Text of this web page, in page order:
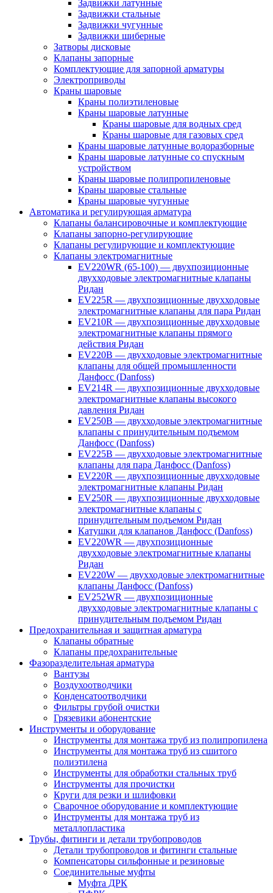
Задвижки латунные
Задвижки стальные
Задвижки чугунные
Задвижки шиберные
Затворы дисковые
Клапаны запорные
Комплектующие для запорной арматуры
Электроприводы
Краны шаровые
Краны полиэтиленовые
Краны шаровые латунные
Краны шаровые для водных сред
Краны шаровые для газовых сред
Краны шаровые латунные водоразборные
Краны шаровые латунные со спускным
устройством
Краны шаровые полипропиленовые
Краны шаровые стальные
Краны шаровые чугунные
Автоматика и регулирующая арматура
Клапаны балансировочные и комплектующие
Клапаны запорно-регулирующие
Клапаны регулирующие и комплектующие
Клапаны электромагнитные
EV220WR (65-100) — двухпозиционные
двухходовые электромагнитные клапаны
Ридан
EV225R — двухпозиционные двухходовые
электромагнитные клапаны для пара Ридан
EV210R — двухпозиционные двухходовые
электромагнитные клапаны прямого
действия Ридан
EV220B — двухходовые электромагнитные
клапаны для общей промышленности
Данфосс (Danfoss)
EV214R — двухпозиционные двухходовые
электромагнитные клапаны высокого
давления Ридан
EV250B — двухходовые электромагнитные
клапаны с принудительным подъемом
Данфосс (Danfoss)
EV225B — двухходовые электромагнитные
клапаны для пара Данфосс (Danfoss)
EV220R — двухпозиционные двухходовые
электромагнитные клапаны Ридан
EV250R — двухпозиционные двухходовые
электромагнитные клапаны с
принудительным подъемом Ридан
Катушки для клапанов Данфосс (Danfoss)
EV220WR — двухпозиционные
двухходовые электромагнитные клапаны
Ридан
EV220W — двухходовые электромагнитные
клапаны Данфосс (Danfoss)
EV252WR — двухпозиционные
двухходовые электромагнитные клапаны с
принудительным подъемом Ридан
Предохранительная и защитная арматура
Клапаны обратные
Клапаны предохранительные
Фазоразделительная арматура
Вантузы
Воздухоотводчики
Конденсатоотводчики
Фильтры грубой очистки
Грязевики абонентские
Инструменты и оборудование
Инструменты для монтажа труб из полипропилена
Инструменты для монтажа труб из сшитого
полиэтилена
Инструменты для обработки стальных труб
Инструменты для прочистки
Круги для резки и шлифовки
Сварочное оборудование и комплектующие
Инструменты для монтажа труб из
металлопластика
Трубы, фитинги и детали трубопроводов
Детали трубопроводов и фитинги стальные
Компенсаторы сильфонные и резиновые
Соединительные муфты
Муфта ДРК